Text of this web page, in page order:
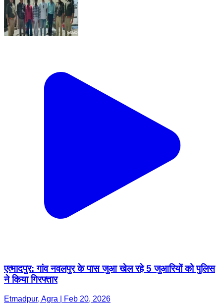
एत्मादपुर: गांव नवलपुर के पास जुआ खेल रहे 5 जुआरियों को पुलिस
ने किया गिरफ्तार
Etmadpur, Agra | Feb 20, 2026